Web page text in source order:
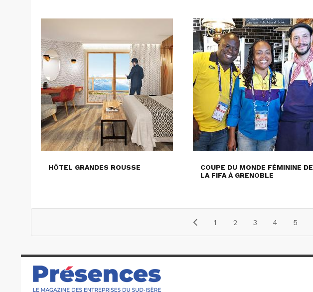
HÔTEL GRANDES ROUSSE
COUPE DU MONDE FÉMININE DE
LA FIFA À GRENOBLE
1 2 3 4 5